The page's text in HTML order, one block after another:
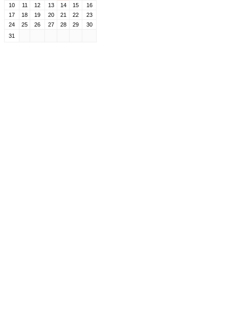
10
11 12 13 14 15
16
17
18 19 20 21 22
23
24
25 26 27 28 29
30
31